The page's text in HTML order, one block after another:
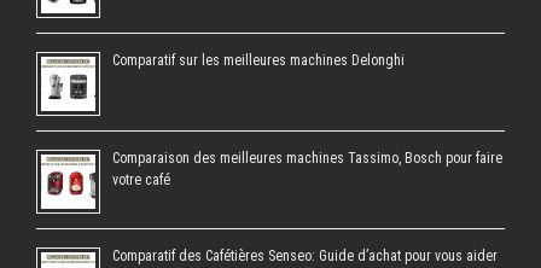
Comparatif sur les meilleures machines Delonghi
Comparaison des meilleures machines Tassimo, Bosch pour faire
votre café
Comparatif des Cafétières Senseo: Guide d’achat pour vous aider